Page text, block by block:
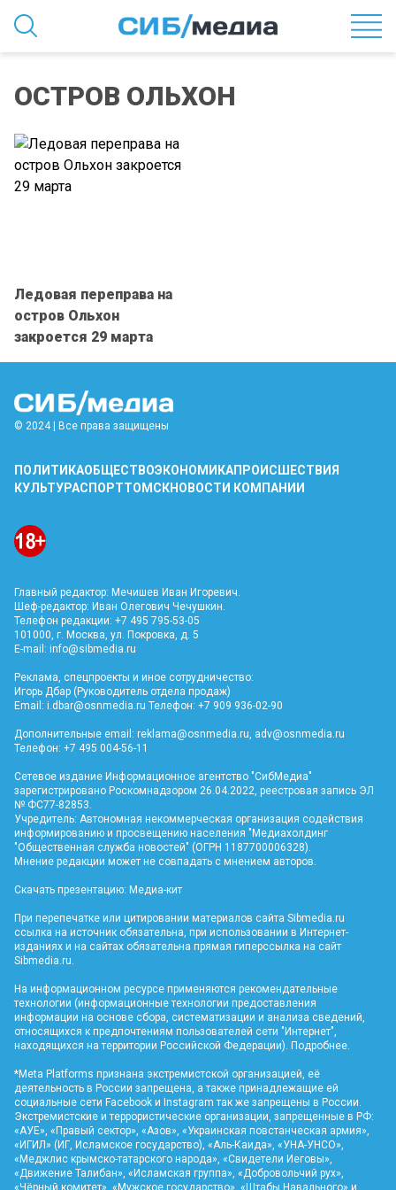
ОСТРОВ ОЛЬХОН
Ледовая переправа на
остров Ольхон
закроется 29 марта
© 2024 | Все права защищены
ПОЛИТИКАОБЩЕСТВОЭКОНОМИКАПРОИСШЕСТВИЯ
КУЛЬТУРАСПОРТТОМСКНОВОСТИ КОМПАНИИ
Главный редактор: Мечишев Иван Игоревич.
Шеф-редактор: Иван Олегович Чечушкин.
Телефон редакции: +7 495 795-53-05
101000, г. Москва, ул. Покровка, д. 5
E-mail: info@sibmedia.ru
Реклама, спецпроекты и иное сотрудничество:
Игорь Дбар (Руководитель отдела продаж)
Email: i.dbar@osnmedia.ru Телефон: +7 909 936-02-90
Дополнительные email: reklama@osnmedia.ru adv@osnmedia.ru
Телефон: +7 495 004-56-11
Сетевое издание Информационное агентство "СибМедиа"
зарегистрировано Роскомнадзором 26.04.2022, реестровая запись ЭЛ
№ ФС77-82853.
Учредитель: Автономная некоммерческая организация содействия
информированию и просвещению населения "Медиахолдинг
"Общественная служба новостей" (ОГРН 1187700006328).
Мнение редакции может не совпадать с мнением авторов.
Скачать презентацию: Медиа-кит
При перепечатке или цитировании материалов сайта Sibmedia.ru
ссылка на источник обязательна, при использовании в Интернет-
изданиях и на сайтах обязательна прямая гиперссылка на сайт
Sibmedia.ru
На информационном ресурсе применяются рекомендательные
технологии (информационные технологии предоставления
информации на основе сбора, систематизации и анализа сведений,
относящихся к предпочтениям пользователей сети "Интернет",
находящихся на территории Российской Федерации). Подробнее
*Meta Platforms признана экстремистской организацией, её
деятельность в России запрещена, а также принадлежащие ей
социальные сети Facebook и Instagram так же запрещены в России.
Экстремистские и террористические организации, запрещенные в РФ:
«АУЕ», «Правый сектор», «Азов», «Украинская повстанческая армия»,
«ИГИЛ» (ИГ, Исламское государство), «Аль-Каида», «УНА-УНСО»,
«Меджлис крымско-татарского народа», «Свидетели Иеговы»,
«Движение Талибан», «Исламская группа», «Добровольчий рух»,
«Чёрный комитет», «Мужское государство», «Штабы Навального» и